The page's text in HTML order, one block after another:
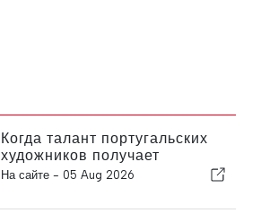
Когда талант португальских
художников получает
признание за рубежом
На сайте - 05 Aug 2026